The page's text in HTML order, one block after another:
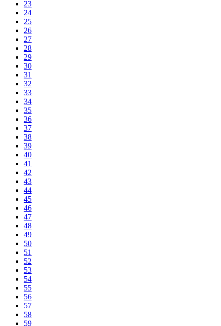
23
24
25
26
27
28
29
30
31
32
33
34
35
36
37
38
39
40
41
42
43
44
45
46
47
48
49
50
51
52
53
54
55
56
57
58
59